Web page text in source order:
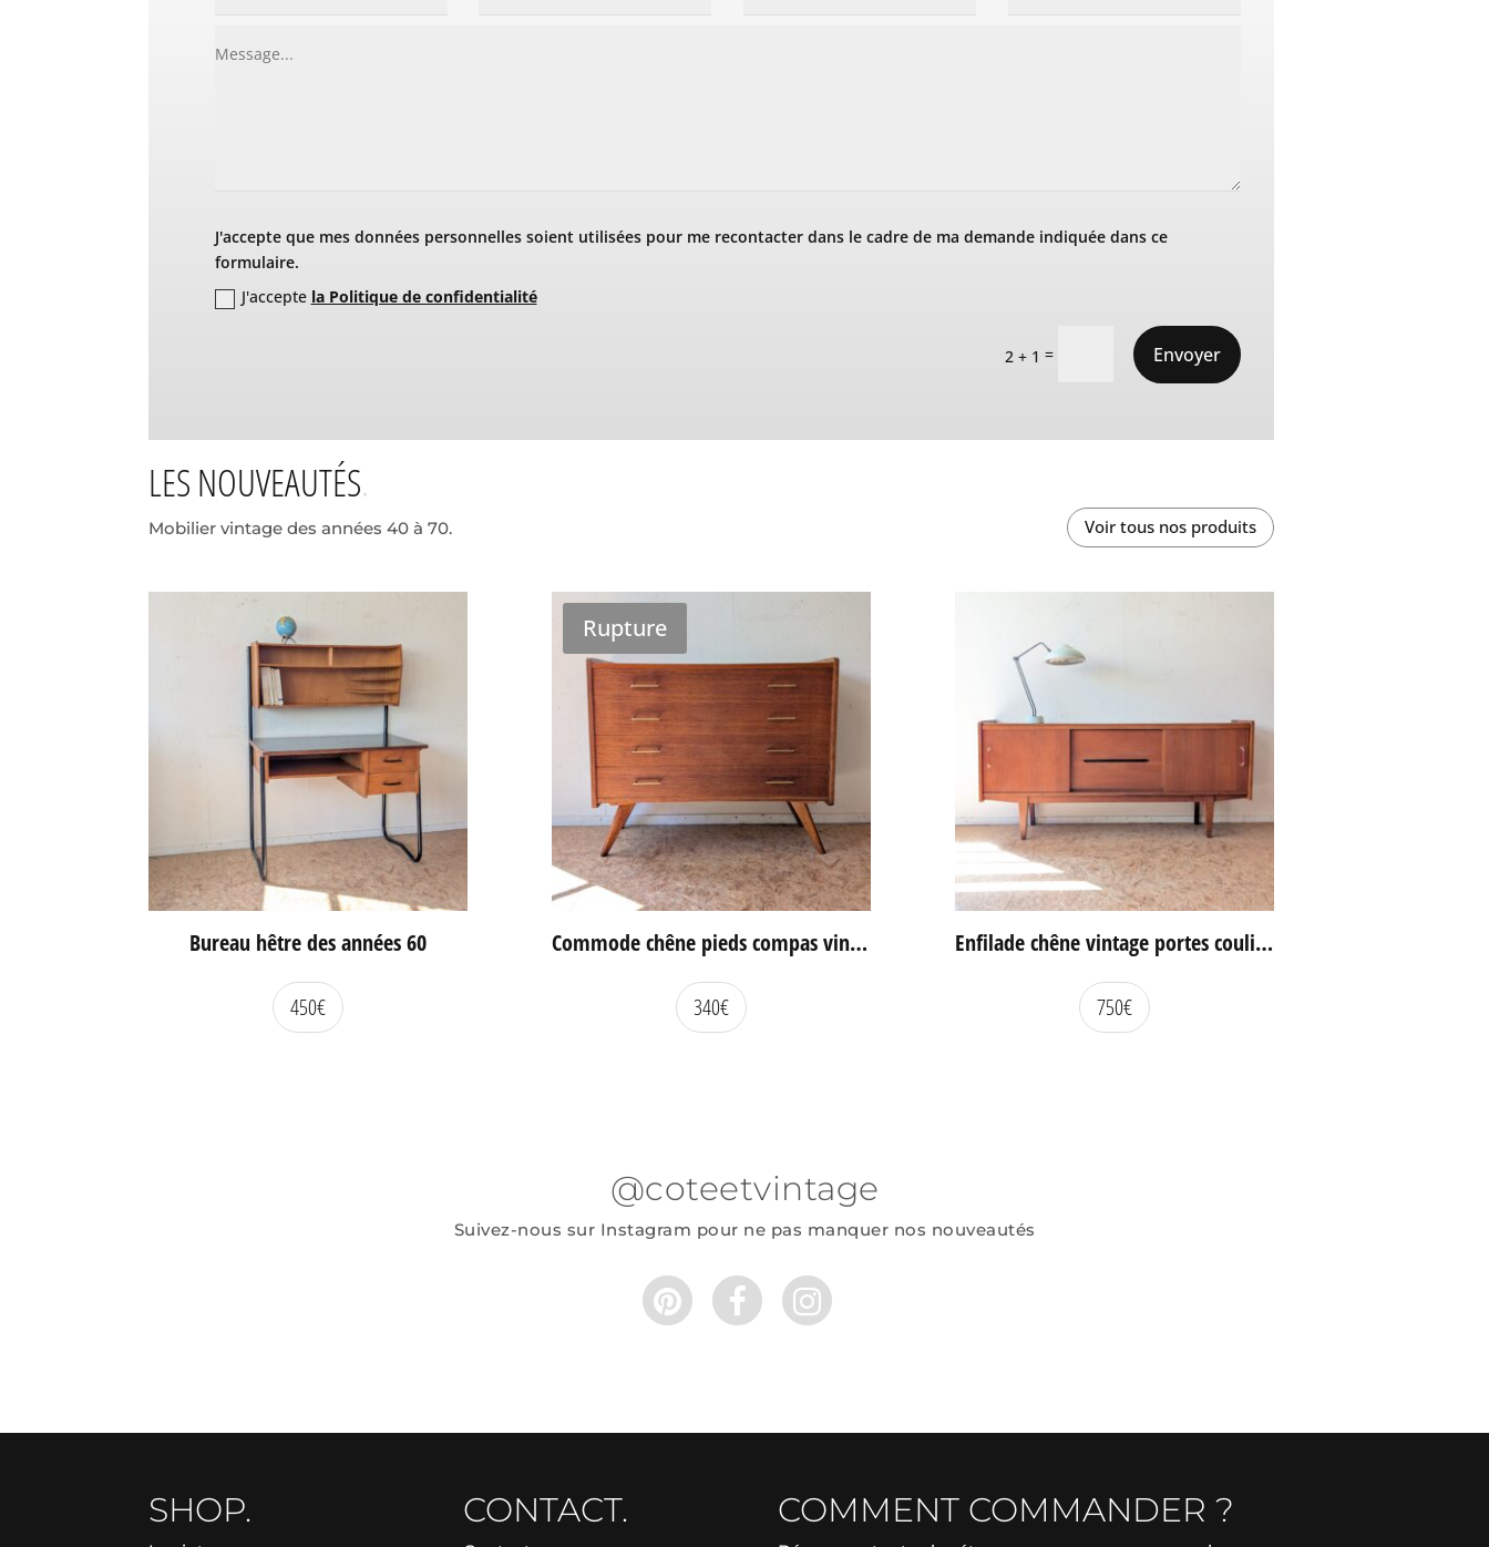
J'accepte que mes données personnelles soient utilisées pour me recontacter dans le cadre de ma demande indiquée dans ce
formulaire.
J'accepte la Politique de confidentialité
2 + 1 = Envoyer
LES NOUVEAUTÉS
Mobilier vintage des années 40 à 70. Voir tous nos produits
Bureau hêtre des années 60
450€
Rupture
Commode chêne pieds compas vintage
340€
Enfilade chêne vintage portes coulissantes
750€
@coteetvintage
Suivez-nous sur Instagram pour ne pas manquer nos nouveautés
SHOP. CONTACT. COMMENT COMMANDER ?